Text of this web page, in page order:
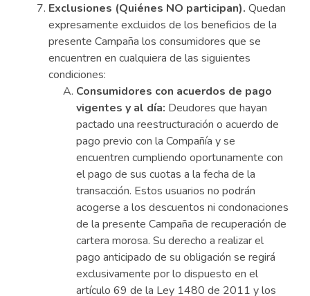
Exclusiones (Quiénes NO participan). Quedan
expresamente excluidos de los beneficios de la
presente Campaña los consumidores que se
encuentren en cualquiera de las siguientes
condiciones:
Consumidores con acuerdos de pago
vigentes y al día: Deudores que hayan
pactado una reestructuración o acuerdo de
pago previo con la Compañía y se
encuentren cumpliendo oportunamente con
el pago de sus cuotas a la fecha de la
transacción. Estos usuarios no podrán
acogerse a los descuentos ni condonaciones
de la presente Campaña de recuperación de
cartera morosa. Su derecho a realizar el
pago anticipado de su obligación se regirá
exclusivamente por lo dispuesto en el
artículo 69 de la Ley 1480 de 2011 y los